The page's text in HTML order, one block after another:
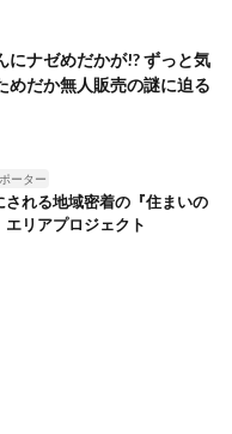
にナゼめだかが!? ずっと気
めだか無人販売の謎に迫る
ーター
される地域密着の『住まいの
エリアプロジェクト